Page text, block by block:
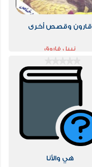
قارون وقصص أخرى
نبيل فاروق
هي والأنا